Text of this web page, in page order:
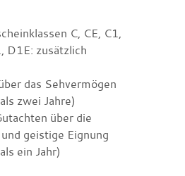
C, CE, C1,
D1E: zusätzlich
das Sehvermögen
zwei Jahre)
über die
geistige Eignung
ein Jahr)